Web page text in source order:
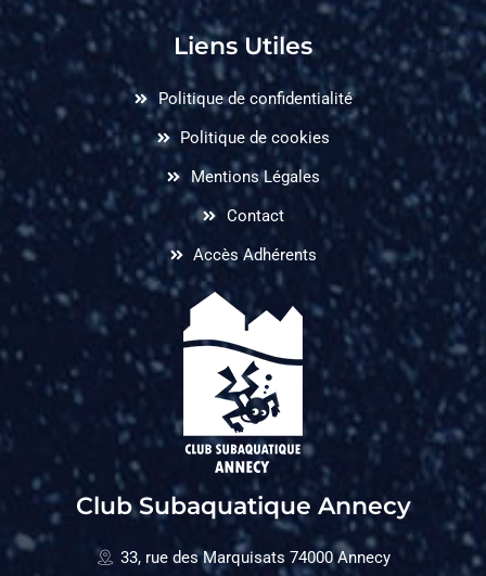
Liens Utiles
Politique de confidentialité
Politique de cookies
Mentions Légales
Contact
Accès Adhérents
Club Subaquatique Annecy
33, rue des Marquisats 74000 Annecy